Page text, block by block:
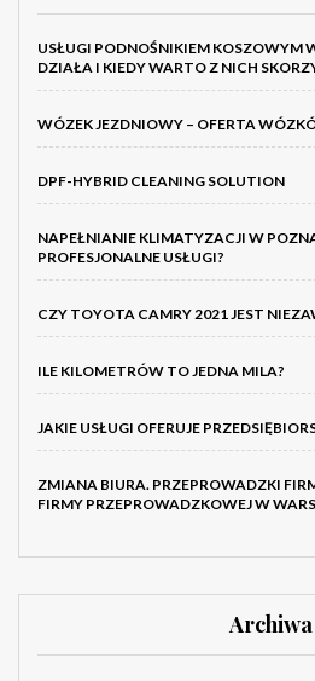
USŁUGI PODNOŚNIKIEM KOSZOWYM
DZIAŁA I KIEDY WARTO Z NICH
WÓZEK JEZDNIOWY – OFERTA
DPF-HYBRID CLEANING SOLUTION
NAPEŁNIANIE KLIMATYZACJI W
PROFESJONALNE USŁUGI?
CZY TOYOTA CAMRY 2021 JEST
ILE KILOMETRÓW TO JEDNA MILA?
JAKIE USŁUGI OFERUJE
ZMIANA BIURA. PRZEPROWADZKI
FIRMY PRZEPROWADZKOWEJ W
Archiwa